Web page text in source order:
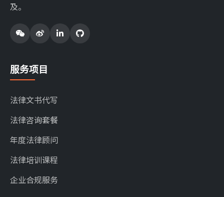
及。
服务项目
法律文书代写
法律咨询套餐
年度法律顾问
法律培训课程
企业合规服务